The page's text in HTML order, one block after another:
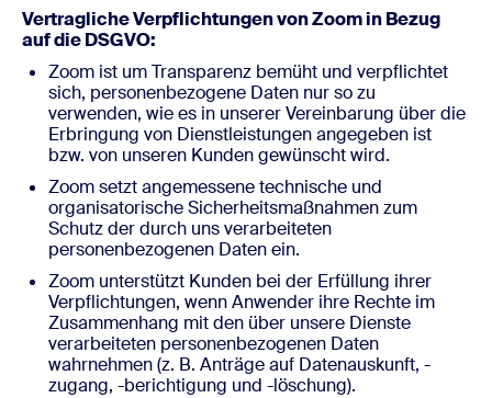
Vertragliche Verpflichtungen von Zoom in Bezug
auf die DSGVO:
Zoom ist um Transparenz bemüht und verpflichtet
sich, personenbezogene Daten nur so zu
verwenden, wie es in unserer Vereinbarung über die
Erbringung von Dienstleistungen angegeben ist
bzw. von unseren Kunden gewünscht wird.
Zoom setzt angemessene technische und
organisatorische Sicherheitsmaßnahmen zum
Schutz der durch uns verarbeiteten
personenbezogenen Daten ein.
Zoom unterstützt Kunden bei der Erfüllung ihrer
Verpflichtungen, wenn Anwender ihre Rechte im
Zusammenhang mit den über unsere Dienste
verarbeiteten personenbezogenen Daten
wahrnehmen (z. B. Anträge auf Datenauskunft, -
zugang, -berichtigung und -löschung).